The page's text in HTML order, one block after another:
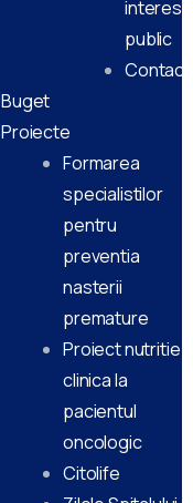
interes
public
Contact
Buget
Proiecte
Formarea
specialistilor
pentru
preventia
nasterii
premature
Proiect nutritie
clinica la
pacientul
oncologic
Citolife